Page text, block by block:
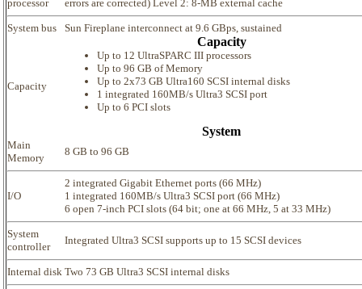
processor
errors are corrected) Level 2: 8-MB external cache
System bus Sun Fireplane interconnect at 9.6 GBps, sustained
Capacity
Capacity
Up to 12 UltraSPARC III processors
Up to 96 GB of Memory
Up to 2x73 GB Ultra160 SCSI internal disks
1 integrated 160MB/s Ultra3 SCSI port
Up to 6 PCI slots
System
Main
Memory
8 GB to 96 GB
I/O
2 integrated Gigabit Ethernet ports (66 MHz)
1 integrated 160MB/s Ultra3 SCSI port (66 MHz)
6 open 7-inch PCI slots (64 bit; one at 66 MHz, 5 at 33 MHz)
System
controller
Integrated Ultra3 SCSI supports up to 15 SCSI devices
Internal disk Two 73 GB Ultra3 SCSI internal disks